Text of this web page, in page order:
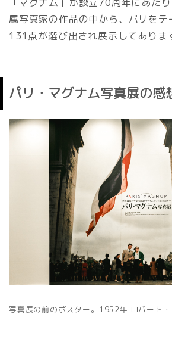
属写真家の作品の中から、パリをテ
131点が選び出され展示してありま
パリ・マグナム写真展の感
写真展の前のポスター。1952年 ロバート・